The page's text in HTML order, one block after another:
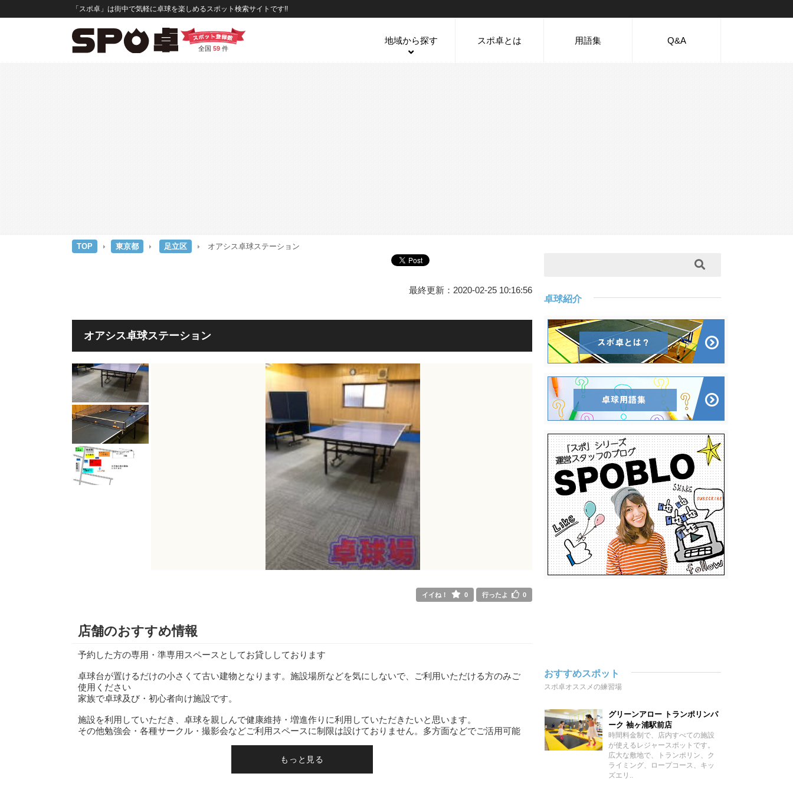
「スポ卓」は街中で気軽に卓球を楽しめるスポット検索サイトです!!
全国 59件
地域から探す スポ卓とは 用語集 Q&A
TOP 東京都 足立区 オアシス卓球ステーション
最終更新：2020-02-25 10:16:56
オアシス卓球ステーション
イイね！ 0 行ったよ 0
店舗のおすすめ情報
予約した方の専用・準専用スペースとしてお貸ししております
卓球台が置けるだけの小さくて古い建物となります。施設場所などを気にしないで、ご利用いただける方のみご
使用ください
家族で卓球及び・初心者向け施設です。
施設を利用していただき、卓球を親しんで健康維持・増進作りに利用していただきたいと思います。
その他勉強会・各種サークル・撮影会などご利用スペースに制限は設けておりません。多方面などでご活用可能
卓球紹介
おすすめスポット
スポ卓オススメの練習場
グリーンアロー トランポリンパ
ーク 袖ヶ浦駅前店
時間料金制で、店内すべての施設
が使えるレジャースポットです。
広大な敷地で、トランポリン、ク
ライミング、ロープコース、キッ
ズエリ..